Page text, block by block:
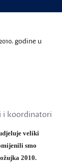
godine u
i koordinatori
veliki
smo
2010.